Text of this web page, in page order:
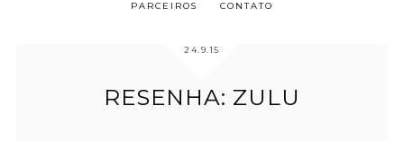
PARCEIROS CONTATO
24.9.15
RESENHA: ZULU